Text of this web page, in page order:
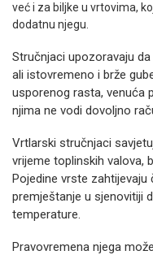
već i za biljke u vrtovima,
dodatnu njegu.
Stručnjaci upozoravaju
ali istovremeno i brže
usporenog rasta, venuća
njima ne vodi dovoljno
Vrtlarski stručnjaci
vrijeme toplinskih valova,
Pojedine vrste zahtijevaju
premještanje u sjenovitiji
temperature.
Pravovremena njega